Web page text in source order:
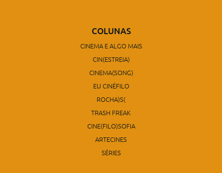
COLUNAS
CINEMA E ALGO MAIS
CIN(ESTREIA)
CINEMA(SONG)
EU CINÉFILO
ROCHA)S(
TRASH FREAK
CINE(FILO)SOFIA
ARTECINES
SÉRIES